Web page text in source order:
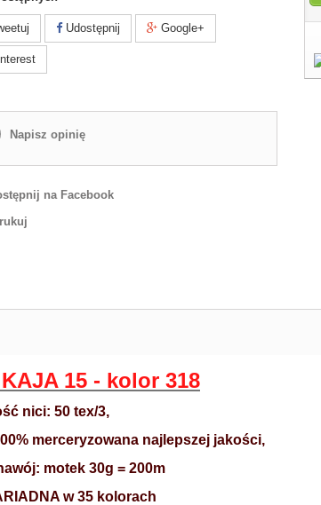
Udostępnij Google+
Napisz opinię
na Facebook
15 - kolor 318
nici: 50 tex/3,
merceryzowana najlepszej jakości,
motek 30g = 200m
w 35 kolorach